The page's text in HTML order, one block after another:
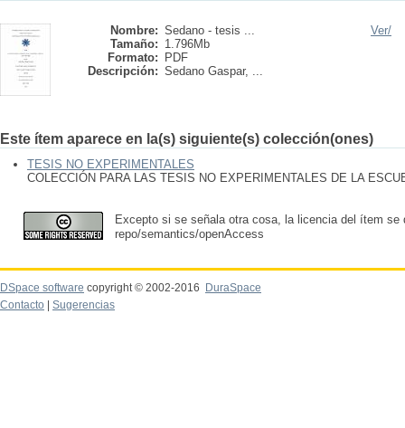
Nombre: Sedano - tesis ...
Tamaño: 1.796Mb
Formato:
PDF
Descripción: Sedano Gaspar, ...
Ver/
Este ítem aparece en la(s) siguiente(s) colección(ones)
TESIS NO EXPERIMENTALES
COLECCIÓN PARA LAS TESIS NO EXPERIMENTALES DE LA
Excepto si se señala otra cosa, la licencia del ítem se
repo/semantics/openAccess
DSpace software copyright © 2002-2016
DuraSpace
Contacto
Sugerencias